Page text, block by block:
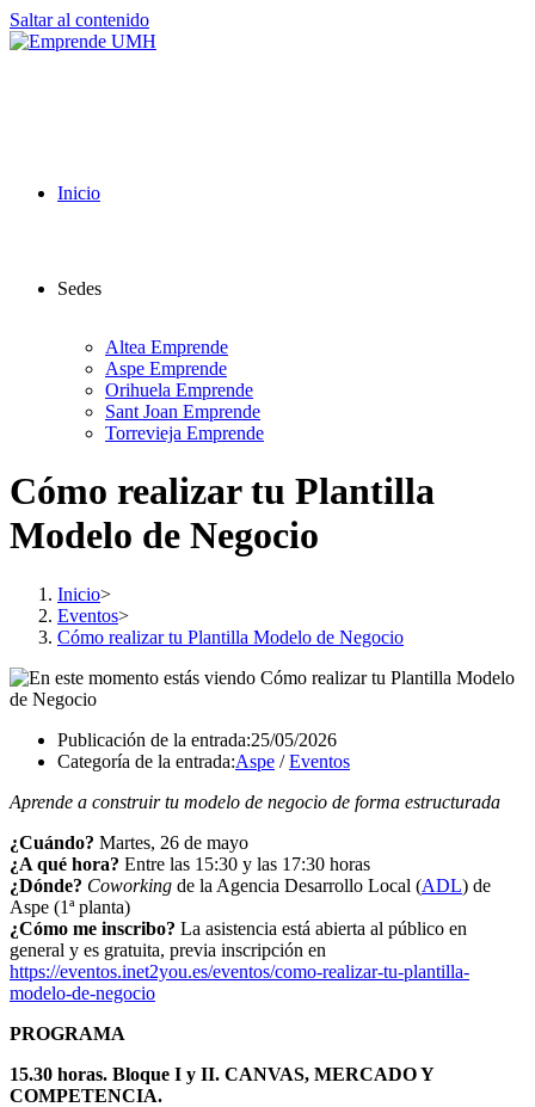
Saltar al contenido
Inicio
Sedes
Altea Emprende
Aspe Emprende
Orihuela Emprende
Sant Joan Emprende
Torrevieja Emprende
Cómo realizar tu Plantilla
Modelo de Negocio
Inicio>
Eventos>
Cómo realizar tu Plantilla Modelo de Negocio
Publicación de la entrada:25/05/2026
Categoría de la entrada:Aspe / Eventos
Aprende a construir tu modelo de negocio de forma estructurada
¿Cuándo? Martes, 26 de mayo
¿A qué hora? Entre las 15:30 y las 17:30 horas
¿Dónde? Coworking de la Agencia Desarrollo Local (ADL) de
Aspe (1ª planta)
¿Cómo me inscribo? La asistencia está abierta al público en
general y es gratuita, previa inscripción en
https://eventos.inet2you.es/eventos/como-realizar-tu-plantilla-
modelo-de-negocio
PROGRAMA
15.30 horas. Bloque I y II. CANVAS, MERCADO Y
COMPETENCIA.